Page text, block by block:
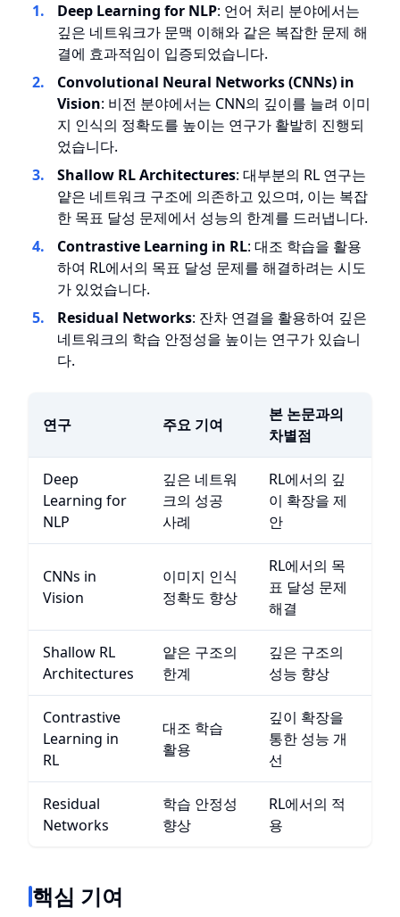
Deep Learning for NLP: 언어 처리 분야에서는
깊은 네트워크가 문맥 이해와 같은 복잡한 문제 해
결에 효과적임이 입증되었습니다.
Convolutional Neural Networks (CNNs) in
Vision: 비전 분야에서는 CNN의 깊이를 늘려 이미
지 인식의 정확도를 높이는 연구가 활발히 진행되
었습니다.
Shallow RL Architectures: 대부분의 RL 연구는
얕은 네트워크 구조에 의존하고 있으며, 이는 복잡
한 목표 달성 문제에서 성능의 한계를 드러냅니다.
Contrastive Learning in RL: 대조 학습을 활용
하여 RL에서의 목표 달성 문제를 해결하려는 시도
가 있었습니다.
Residual Networks: 잔차 연결을 활용하여 깊은
네트워크의 학습 안정성을 높이는 연구가 있습니
다.
연구 주요 기여
본 논문과의
차별점
Deep
Learning for
NLP
깊은 네트워
크의 성공
사례
RL에서의 깊
이 확장을 제
안
CNNs in
Vision
이미지 인식
정확도 향상
RL에서의 목
표 달성 문제
해결
Shallow RL
Architectures
얕은 구조의
한계
깊은 구조의
성능 향상
Contrastive
Learning in
RL
대조 학습
활용
깊이 확장을
통한 성능 개
선
Residual
Networks
학습 안정성
향상
RL에서의 적
용
핵심 기여